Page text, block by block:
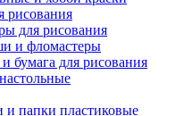
рисования
для рисования
и фломастеры
бумага для рисования
и папки пластиковые